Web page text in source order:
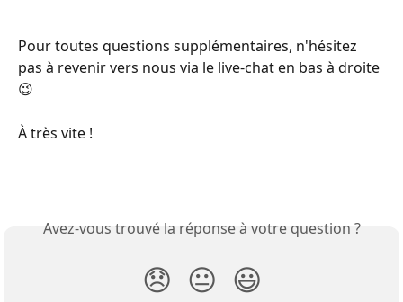
Pour toutes questions supplémentaires, n'hésitez
pas à revenir vers nous via le live-chat en bas à droite
😉
À très vite !
Avez-vous trouvé la réponse à votre question ?
😞 😐 😃